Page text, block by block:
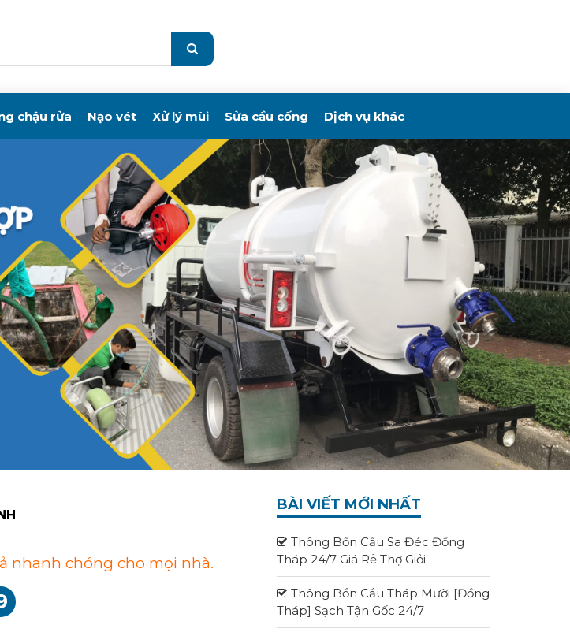
chậu rửa Nạo vét Xử lý mùi Sửa cầu cống Dịch vụ khác
nhanh chóng cho mọi nhà.
BÀI VIẾT MỚI NHẤT
Thông Bồn Cầu Sa Đéc Đồng
Tháp 24/7 Giá Rẻ Thợ Giỏi
Thông Bồn Cầu Tháp Mười [Đồng
Tháp] Sạch Tận Gốc 24/7